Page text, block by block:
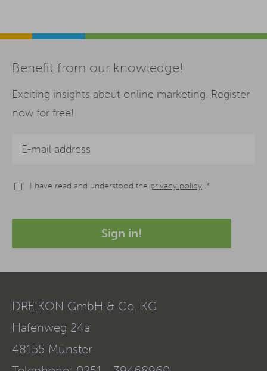
Benefit from our knowledge!
Exciting insights about online marketing. Register
now for free!
I have read and understood the privacy policy .*
Sign in!
DREIKON GmbH & Co. KG
Hafenweg 24a
48155 Münster